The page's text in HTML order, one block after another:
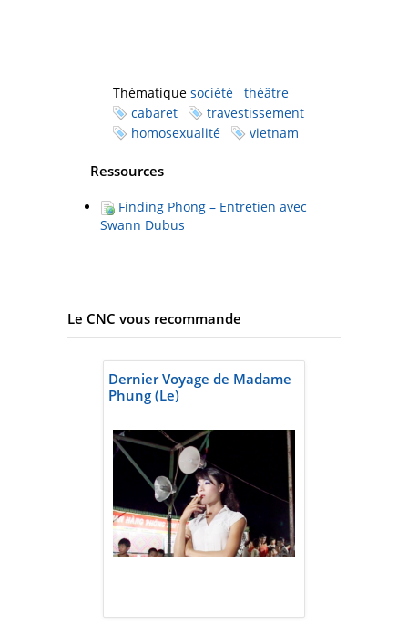
Thématique société
théâtre
cabaret
travestissement
homosexualité
vietnam
Ressources
Finding Phong – Entretien avec
Swann Dubus
Le CNC vous recommande
Dernier Voyage de Madame
Phung (Le)